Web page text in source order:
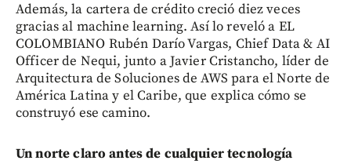
Además, la cartera de crédito creció diez veces
gracias al machine learning. Así lo reveló a EL
COLOMBIANO Rubén Darío Vargas, Chief Data & AI
Officer de Nequi, junto a Javier Cristancho, líder de
Arquitectura de Soluciones de AWS para el Norte de
América Latina y el Caribe, que explica cómo se
construyó ese camino.
Un norte claro antes de cualquier tecnología